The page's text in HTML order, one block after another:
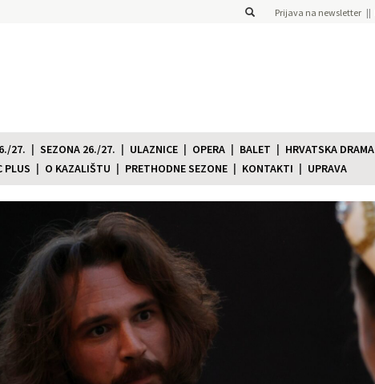
Prijava na newsletter
27. SEZONA 26./27. ULAZNICE OPERA BALET HRVATSKA DRAMA
PLUS O KAZALIŠTU PRETHODNE SEZONE KONTAKTI UPRAVA